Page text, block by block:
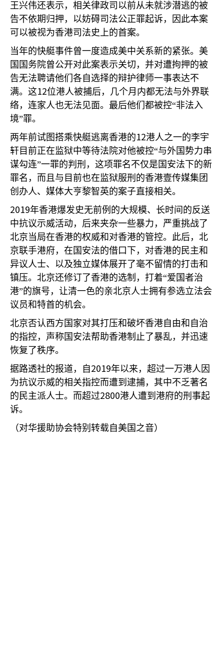
王兴伟还表示，相关律政司以前从未就涉潜逃的被
告不依期归押，以妨碍司法公正罪起诉，因此本案
可以被视为香港司法史上的首案。
当年的快艇事件曾一度造成美中关系新的紧张。美
国国务院曾公开对此案表示关切，并对遭拘押的被
告无法聘请他们各自选择的辩护律师一事表达不
满。这12位港人被捕后，几个月内都无法与外界联
络，连家人也无法见面。最后他们都被控“非法入
境”罪。
两年前试图搭乘快艇逃离香港的12港人之一的李宇
轩目前正在监狱中等待法院对他被控“与外国势力串
谋勾连”一罪的判刑，这项罪名不仅是国安法下的新
罪名，而且与目前也在监狱服刑的香港壹传媒集团
创办人、媒体大亨黎智英的案子直接相关。
2019年香港爆发史无前例的大规模、长时间的反送
中抗议示威活动，后来夹杂一些暴力，严重挑战了
北京当局在香港的权威和对香港的管控。此后，北
京联手港府，在国安法的借口下，对香港的民主和
异议人士、以及独立媒体展开了毫不留情的打击和
镇压。北京还修订了香港的选制，打着“爱国者治
港”的旗号，让清一色的亲北京人士拥有参选立法会
议员和特首的机会。
北京否认西方国家对其打压和破坏香港自由和自治
的指控，声称国安法帮助香港制止了暴乱，并迅速
恢复了秩序。
据路透社的报道，自 2019年以来，超过一万港人因
为抗议示威的相关指控而遭到逮捕，其中不乏著名
的民主派人士。而超过2800港人遭到港府的刑事起
诉。
（对华援助协会特别转载自美国之音）